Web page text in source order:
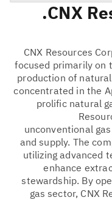
CNX
CNX Resources
focused primarily on
production of
concentrated in the
prolific natural
unconventional
and supply. The
utilizing advanced
enhance
stewardship. By
gas sector, CNX